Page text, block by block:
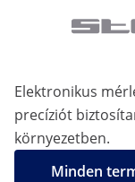
Elektronikus
precíziót
környezetben.
Minden